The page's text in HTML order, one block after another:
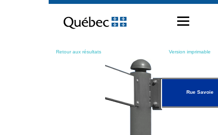
contenu
Retour aux résultats Version imprimable
Rue Savoie